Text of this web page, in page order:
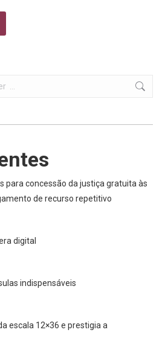
para concessão da justiça gratuita às
de recurso repetitivo
digital
indispensáveis
escala 12×36 e prestigia a